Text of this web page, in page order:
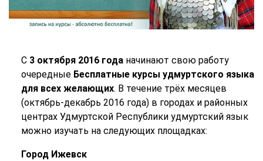
С 3 октября 2016 годаначинают свою работу
очередные Бесплатные курсы удмуртского языка
для всех желающих. В течение трёх месяцев
(октябрь-декабрь 2016 года) в городах и районных
центрах Удмуртской Республики удмуртский язык
можно изучать на следующих площадках:
Город Ижевск